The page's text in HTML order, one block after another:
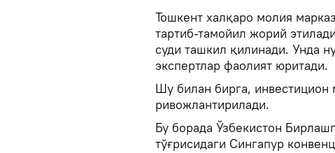
Тошкент халқаро молия
тартиб-тамойил жорий
суди ташкил қилинади. Унда
экспертлар фаолият юритади.
Шу билан бирга, инвестицион
ривожлантирилади.
Бу борада Ўзбекистон
тўғрисидаги Сингапур